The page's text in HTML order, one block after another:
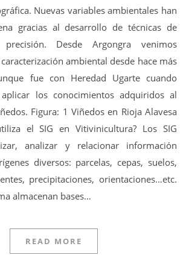
Nuevas variables ambientales han
gracias al desarrollo de técnicas de
Desde Argongra venimos
ambiental desde hace más
fue con Heredad Ugarte cuando
los conocimientos adquiridos al
Figura: 1 Viñedos en Rioja Alavesa
el SIG en Vitivinicultura? Los SIG
analizar y relacionar información
diversos: parcelas, cepas, suelos,
precipitaciones, orientaciones…etc.
almacenan bases…
READ MORE